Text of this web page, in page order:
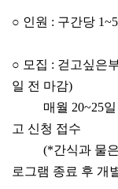
○ 인원 : 구간당 1~5
○ 모집 : 걷고싶은
일 전 마감)
매월 20~25
고 신청 접수
(*간식과 물
로그램 종료 후 개